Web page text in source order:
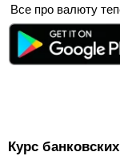
Все про валюту
Курс